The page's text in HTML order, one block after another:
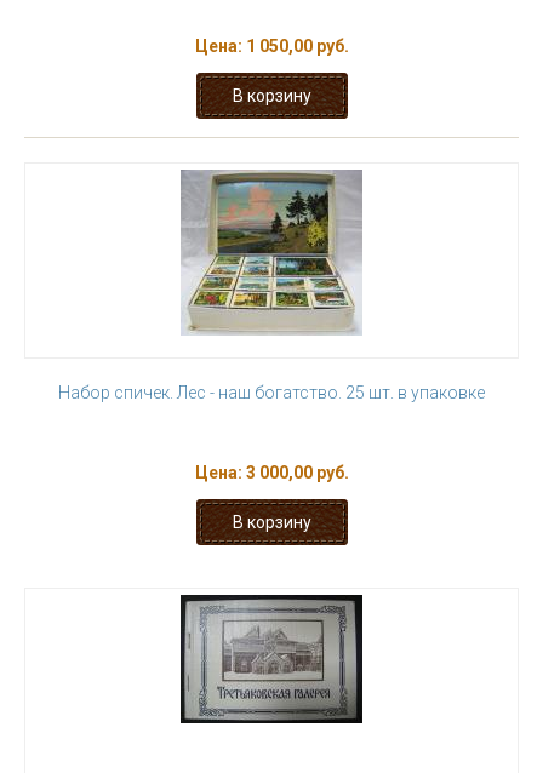
Цена: 1 050,00 руб.
Набор спичек. Лес - наш богатство. 25 шт. в упаковке
Цена: 3 000,00 руб.